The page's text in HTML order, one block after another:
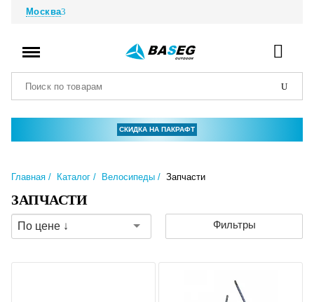
Москва
СКИДКА НА ПАКРАФТ
Главная Каталог Велосипеды Запчасти
ЗАПЧАСТИ
По цене ↓ Фильтры